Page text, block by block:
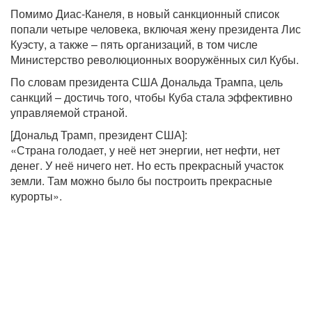
Помимо Диас-Канеля, в новый санкционный список
попали четыре человека, включая жену президента Лис
Куэсту, а также – пять организаций, в том числе
Министерство революционных вооружённых сил Кубы.
По словам президента США Дональда Трампа, цель
санкций – достичь того, чтобы Куба стала эффективно
управляемой страной.
[Дональд Трамп, президент США]:
«Страна голодает, у неё нет энергии, нет нефти, нет
денег. У неё ничего нет. Но есть прекрасный участок
земли. Там можно было бы построить прекрасные
курорты».